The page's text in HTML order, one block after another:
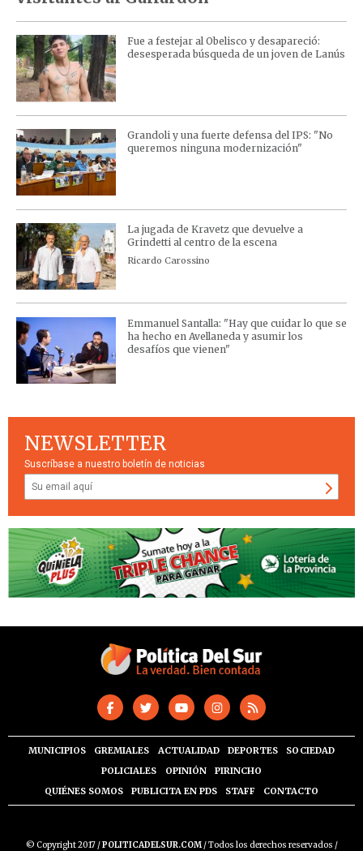
Fue a festejar al Obelisco y desapareció:
desesperada búsqueda de un joven de Lanús
Grandoli y una fuerte defensa del IPS: "No
queremos ninguna modernización"
La jugada de Kravetz que devuelve a
Grindetti al centro de la escena
Ricardo Carossino
Emmanuel Santalla: "Hay que cuidar lo que se
ha hecho en Avellaneda y asumir los
desafíos que vienen"
NEWSLETTER
Suscríbase a nuestro boletín de noticias
MUNICIPIOS GREMIALES ACTUALIDAD DEPORTES
SOCIEDAD
POLICIALES
OPINIÓN
PIRINCHO
QUIÉNES SOMOS
PUBLICITA EN PDS STAFF CONTACTO
© Copyright 2017 /POLITICADELSUR.COM/ Todos los derechos reservados /